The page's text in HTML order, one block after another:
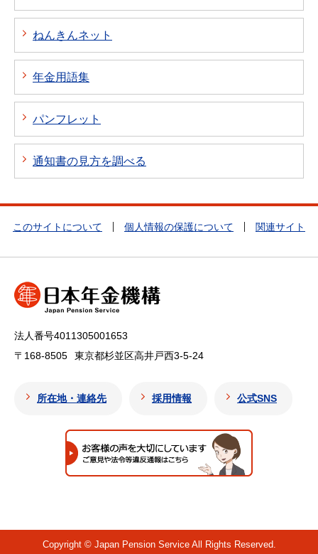
ねんきんネット
年金用語集
パンフレット
通知書の見方を調べる
このサイトについて 個人情報の保護について 関連サイト
法人番号4011305001653
〒168-8505
東京都杉並区高井戸西3-5-24
所在地・連絡先 採用情報 公式SNS
Copyright © Japan Pension Service All Rights Reserved.